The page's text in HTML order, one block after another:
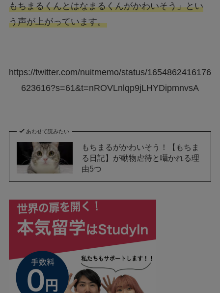
もちまるくんとはなまるくんがかわいそう」とい
う声が上がっています。
https://twitter.com/nuitmemo/status/1654862416176
623616?s=61&t=nROVLnlqp9jLHYDipmnvsA
あわせて読みたい
もちまるがかわいそう！【もちま
る日記】が動物虐待と囁かれる理
由5つ